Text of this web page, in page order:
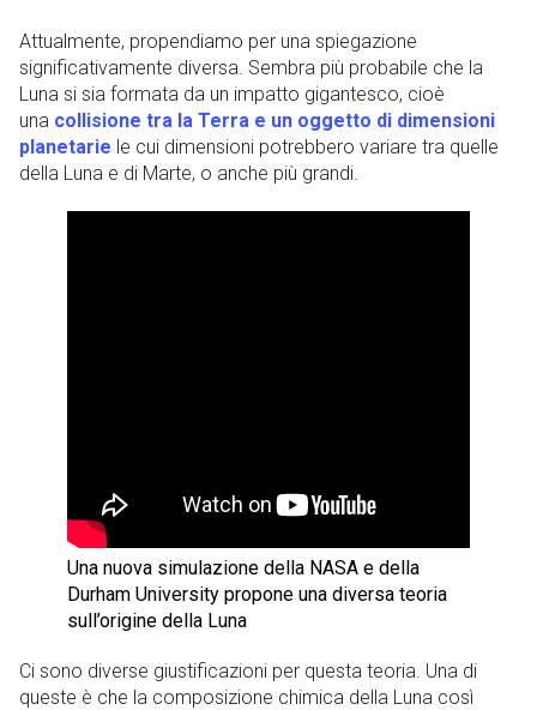
Attualmente, propendiamo per una spiegazione
significativamente diversa. Sembra più probabile che la
Luna si sia formata da un impatto gigantesco, cioè
una collisione tra la Terra e un oggetto di dimensioni
planetarie le cui dimensioni potrebbero variare tra quelle
della Luna e di Marte, o anche più grandi.
Una nuova simulazione della NASA e della
Durham University propone una diversa teoria
sull’origine della Luna
Ci sono diverse giustificazioni per questa teoria. Una di
queste è che la composizione chimica della Luna così